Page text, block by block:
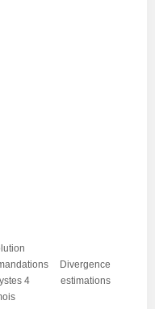
4
Divergence
estimations